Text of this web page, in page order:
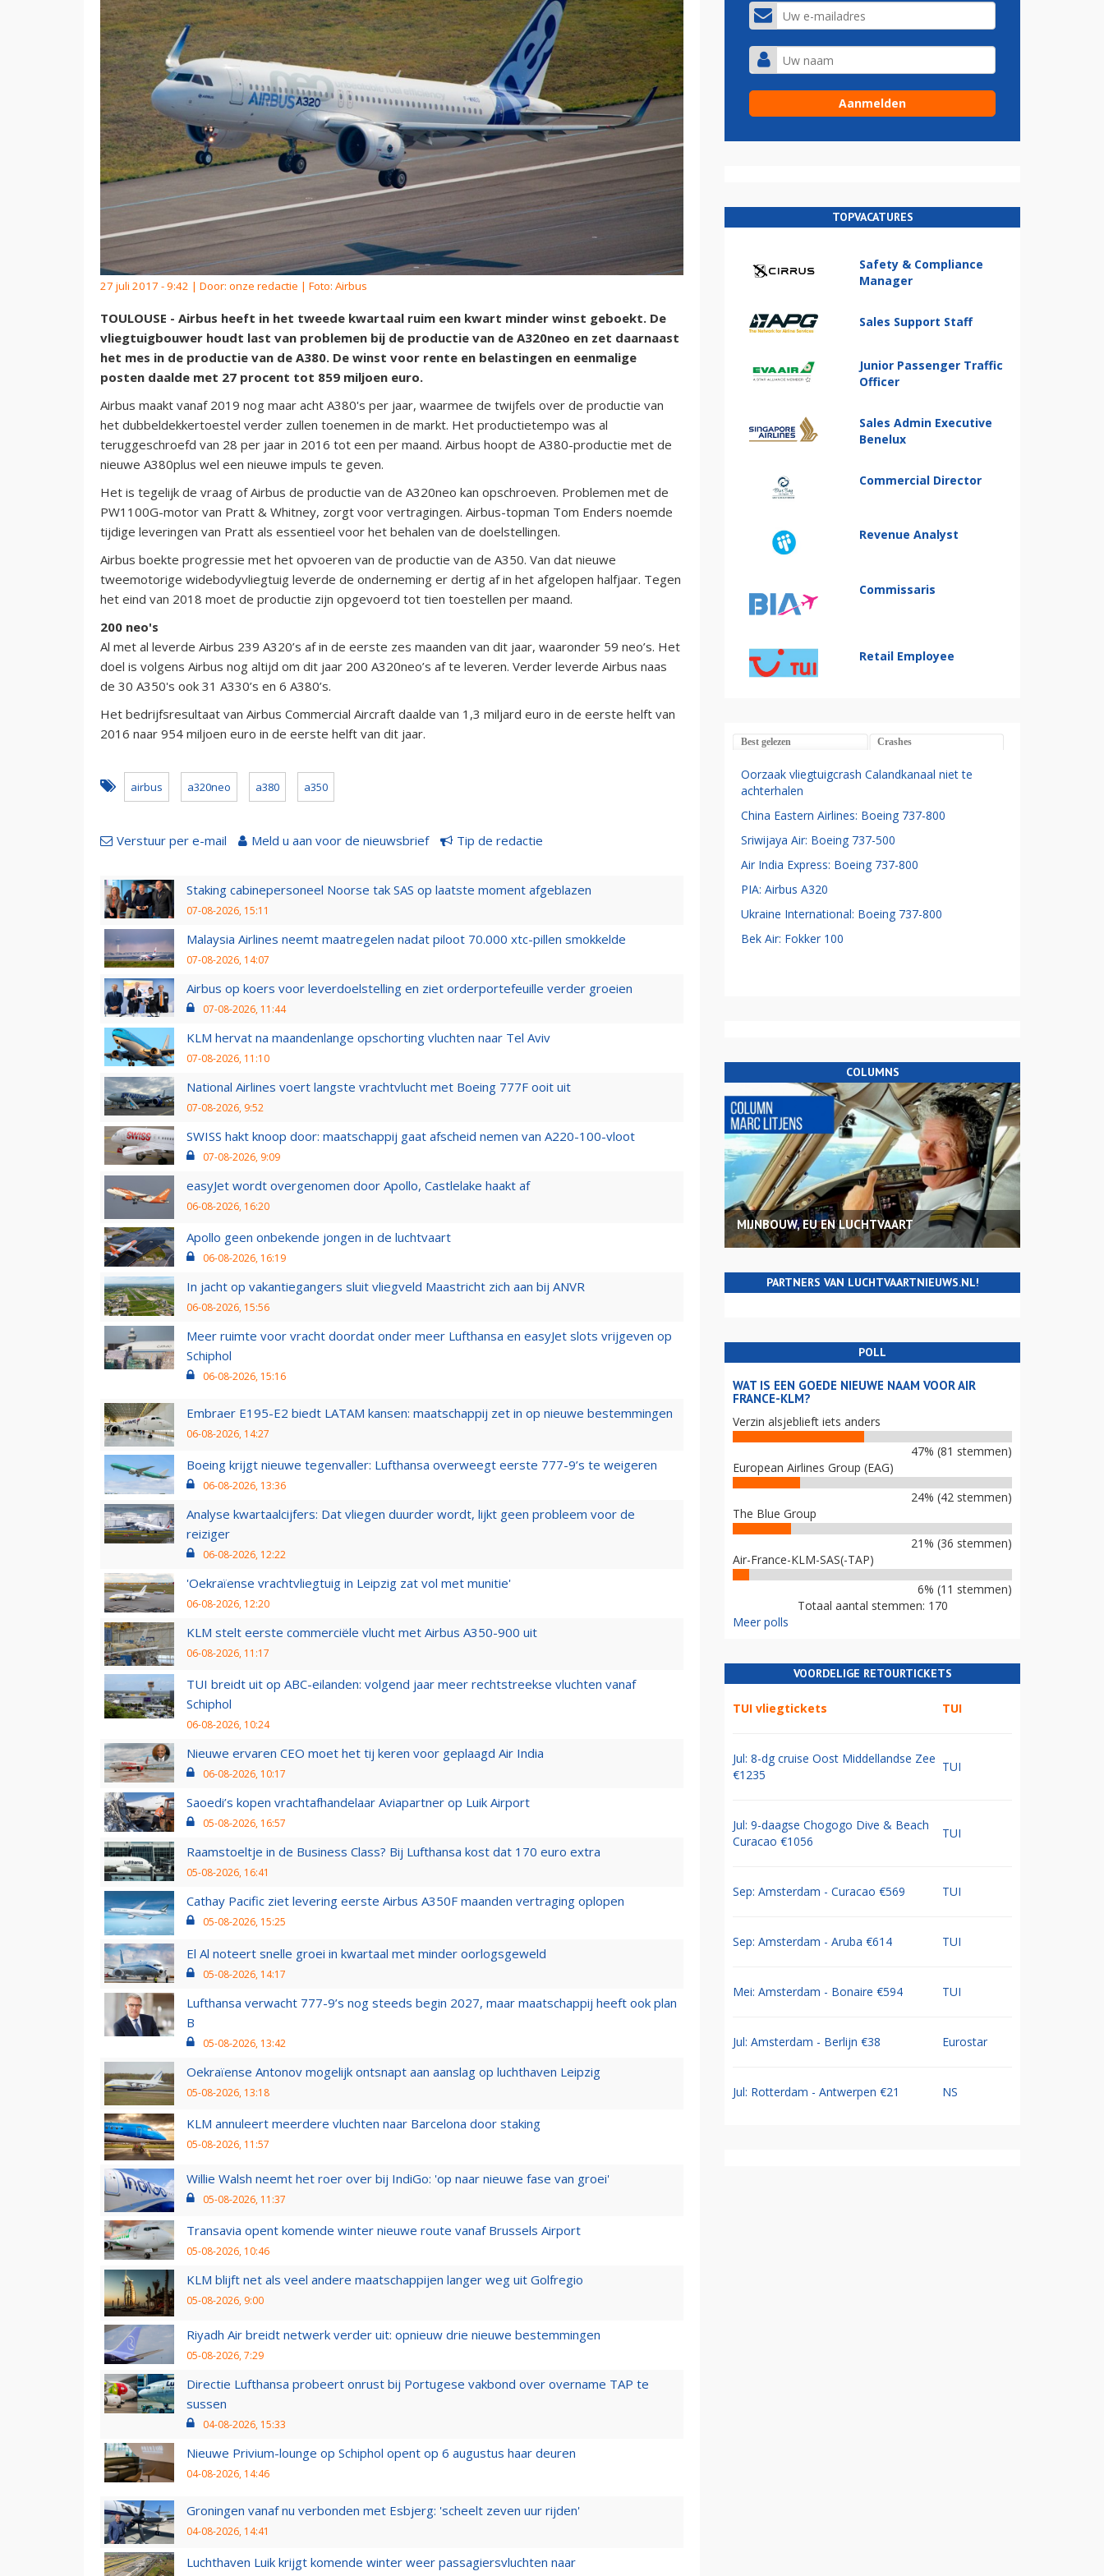
27 juli 2017 - 9:42 | Door: onze redactie | Foto: Airbus
TOULOUSE - Airbus heeft in het tweede kwartaal ruim een kwart minder winst geboekt. De
vliegtuigbouwer houdt last van problemen bij de productie van de A320neo en zet daarnaast
het mes in de productie van de A380. De winst voor rente en belastingen en eenmalige
posten daalde met 27 procent tot 859 miljoen euro.
Airbus maakt vanaf 2019 nog maar acht A380's per jaar, waarmee de twijfels over de productie van
het dubbeldekkertoestel verder zullen toenemen in de markt. Het productietempo was al
teruggeschroefd van 28 per jaar in 2016 tot een per maand. Airbus hoopt de A380-productie met de
nieuwe A380plus wel een nieuwe impuls te geven.
Het is tegelijk de vraag of Airbus de productie van de A320neo kan opschroeven. Problemen met de
PW1100G-motor van Pratt & Whitney, zorgt voor vertragingen. Airbus-topman Tom Enders noemde
tijdige leveringen van Pratt als essentieel voor het behalen van de doelstellingen.
Airbus boekte progressie met het opvoeren van de productie van de A350. Van dat nieuwe
tweemotorige widebodyvliegtuig leverde de onderneming er dertig af in het afgelopen halfjaar. Tegen
het eind van 2018 moet de productie zijn opgevoerd tot tien toestellen per maand.
200 neo's
Al met al leverde Airbus 239 A320’s af in de eerste zes maanden van dit jaar, waaronder 59 neo’s. Het
doel is volgens Airbus nog altijd om dit jaar 200 A320neo’s af te leveren. Verder leverde Airbus naas
de 30 A350's ook 31 A330’s en 6 A380’s.
Het bedrijfsresultaat van Airbus Commercial Aircraft daalde van 1,3 miljard euro in de eerste helft van
2016 naar 954 miljoen euro in de eerste helft van dit jaar.
airbus a320neo a380 a350
Verstuur per e-mail Meld u aan voor de nieuwsbrief Tip de redactie
Staking cabinepersoneel Noorse tak SAS op laatste moment afgeblazen
07-08-2026, 15:11
Malaysia Airlines neemt maatregelen nadat piloot 70.000 xtc-pillen smokkelde
07-08-2026, 14:07
Airbus op koers voor leverdoelstelling en ziet orderportefeuille verder groeien
07-08-2026, 11:44
KLM hervat na maandenlange opschorting vluchten naar Tel Aviv
07-08-2026, 11:10
National Airlines voert langste vrachtvlucht met Boeing 777F ooit uit
07-08-2026, 9:52
SWISS hakt knoop door: maatschappij gaat afscheid nemen van A220-100-vloot
07-08-2026, 9:09
easyJet wordt overgenomen door Apollo, Castlelake haakt af
06-08-2026, 16:20
Apollo geen onbekende jongen in de luchtvaart
06-08-2026, 16:19
In jacht op vakantiegangers sluit vliegveld Maastricht zich aan bij ANVR
06-08-2026, 15:56
Meer ruimte voor vracht doordat onder meer Lufthansa en easyJet slots vrijgeven op
Schiphol
06-08-2026, 15:16
Embraer E195-E2 biedt LATAM kansen: maatschappij zet in op nieuwe bestemmingen
06-08-2026, 14:27
Boeing krijgt nieuwe tegenvaller: Lufthansa overweegt eerste 777-9’s te weigeren
06-08-2026, 13:36
Analyse kwartaalcijfers: Dat vliegen duurder wordt, lijkt geen probleem voor de
reiziger
06-08-2026, 12:22
'Oekraïense vrachtvliegtuig in Leipzig zat vol met munitie'
06-08-2026, 12:20
KLM stelt eerste commerciële vlucht met Airbus A350-900 uit
06-08-2026, 11:17
TUI breidt uit op ABC-eilanden: volgend jaar meer rechtstreekse vluchten vanaf
Schiphol
06-08-2026, 10:24
Nieuwe ervaren CEO moet het tij keren voor geplaagd Air India
06-08-2026, 10:17
Saoedi’s kopen vrachtafhandelaar Aviapartner op Luik Airport
05-08-2026, 16:57
Raamstoeltje in de Business Class? Bij Lufthansa kost dat 170 euro extra
05-08-2026, 16:41
Cathay Pacific ziet levering eerste Airbus A350F maanden vertraging oplopen
05-08-2026, 15:25
El Al noteert snelle groei in kwartaal met minder oorlogsgeweld
05-08-2026, 14:17
Lufthansa verwacht 777-9’s nog steeds begin 2027, maar maatschappij heeft ook plan
B
05-08-2026, 13:42
Oekraïense Antonov mogelijk ontsnapt aan aanslag op luchthaven Leipzig
05-08-2026, 13:18
KLM annuleert meerdere vluchten naar Barcelona door staking
05-08-2026, 11:57
Willie Walsh neemt het roer over bij IndiGo: 'op naar nieuwe fase van groei'
05-08-2026, 11:37
Transavia opent komende winter nieuwe route vanaf Brussels Airport
05-08-2026, 10:46
KLM blijft net als veel andere maatschappijen langer weg uit Golfregio
05-08-2026, 9:00
Riyadh Air breidt netwerk verder uit: opnieuw drie nieuwe bestemmingen
05-08-2026, 7:29
Directie Lufthansa probeert onrust bij Portugese vakbond over overname TAP te
sussen
04-08-2026, 15:33
Nieuwe Privium-lounge op Schiphol opent op 6 augustus haar deuren
04-08-2026, 14:46
Groningen vanaf nu verbonden met Esbjerg: 'scheelt zeven uur rijden'
04-08-2026, 14:41
Luchthaven Luik krijgt komende winter weer passagiersvluchten naar
TOPVACATURES
Safety & Compliance
Manager
Sales Support Staff
Junior Passenger Traffic
Officer
Sales Admin Executive
Benelux
Commercial Director
Revenue Analyst
Commissaris
Retail Employee
Best gelezen Crashes
Oorzaak vliegtuigcrash Calandkanaal niet te
achterhalen
China Eastern Airlines: Boeing 737-800
Sriwijaya Air: Boeing 737-500
Air India Express: Boeing 737-800
PIA: Airbus A320
Ukraine International: Boeing 737-800
Bek Air: Fokker 100
COLUMNS
MIJNBOUW, EU EN LUCHTVAART
PARTNERS VAN LUCHTVAARTNIEUWS.NL!
POLL
WAT IS EEN GOEDE NIEUWE NAAM VOOR AIR
FRANCE-KLM?
Verzin alsjeblieft iets anders
47% (81 stemmen)
European Airlines Group (EAG)
24% (42 stemmen)
The Blue Group
21% (36 stemmen)
Air-France-KLM-SAS(-TAP)
6% (11 stemmen)
Totaal aantal stemmen: 170
Meer polls
VOORDELIGE RETOURTICKETS
TUI vliegtickets TUI
Jul: 8-dg cruise Oost Middellandse Zee
€1235
TUI
Jul: 9-daagse Chogogo Dive & Beach
Curacao €1056
TUI
Sep: Amsterdam - Curacao €569 TUI
Sep: Amsterdam - Aruba €614 TUI
Mei: Amsterdam - Bonaire €594 TUI
Jul: Amsterdam - Berlijn €38 Eurostar
Jul: Rotterdam - Antwerpen €21 NS